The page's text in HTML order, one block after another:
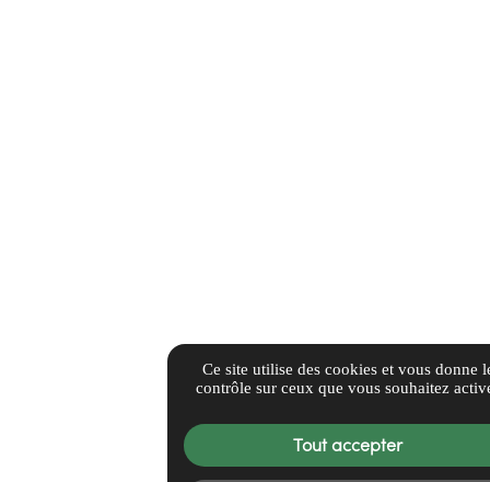
Ce site utilise des cookies et vous donne
contrôle sur ceux que vous souhaitez
Tout accepter